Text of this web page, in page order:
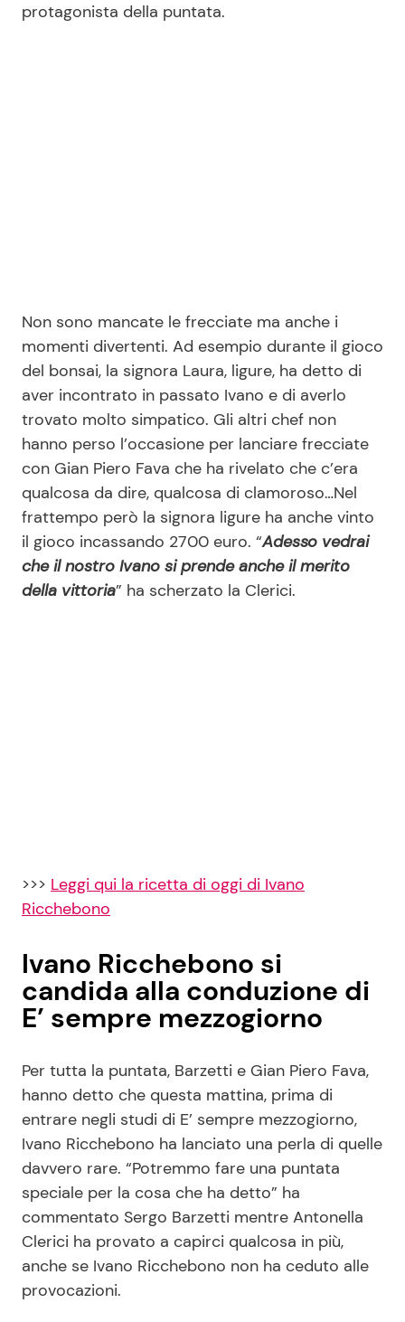
Disclaimer e Privacy
Redazione
Pubblicità
Privacy Policy
protagonista della puntata.
Non sono mancate le frecciate ma anche i
momenti divertenti. Ad esempio durante il gioco
del bonsai, la signora Laura, ligure, ha detto di
aver incontrato in passato Ivano e di averlo
trovato molto simpatico. Gli altri chef non
hanno perso l’occasione per lanciare frecciate
con Gian Piero Fava che ha rivelato che c’era
qualcosa da dire, qualcosa di clamoroso…Nel
frattempo però la signora ligure ha anche vinto
il gioco incassando 2700 euro. “Adesso vedrai
che il nostro Ivano si prende anche il merito
della vittoria” ha scherzato la Clerici.
>>> Leggi qui la ricetta di oggi di Ivano
Ricchebono
Ivano Ricchebono si
candida alla conduzione di
E’ sempre mezzogiorno
Per tutta la puntata, Barzetti e Gian Piero Fava,
hanno detto che questa mattina, prima di
entrare negli studi di E’ sempre mezzogiorno,
Ivano Ricchebono ha lanciato una perla di quelle
davvero rare. “Potremmo fare una puntata
speciale per la cosa che ha detto” ha
commentato Sergo Barzetti mentre Antonella
Clerici ha provato a capirci qualcosa in più,
anche se Ivano Ricchebono non ha ceduto alle
provocazioni.